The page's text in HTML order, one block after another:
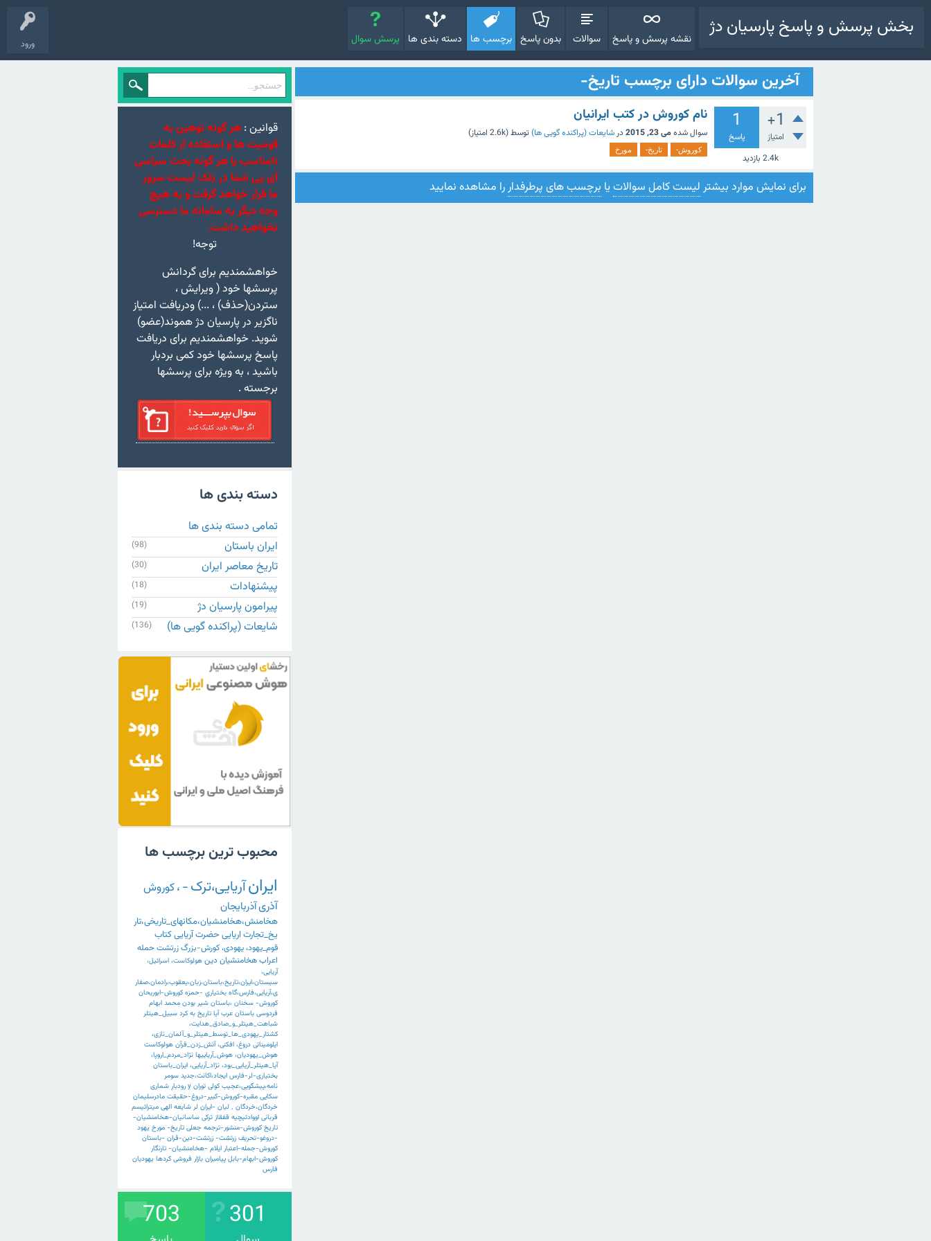
ورود
بخش پرسش و پاسخ پارسیان دژ نقشه پرسش و پاسخ سوالات بدون پاسخ برچسب ها دسته بندی ها پرسش سوال
آخرین سوالات دارای برچسب تاریخ-
+1
امتیاز
1
پاسخ
2.4k بازدید
نام کوروش در کتب ایرانیان
سوال شدهمی 23, 2015 در شایعات (پراکنده گویی ها) توسط(
2.6k امتیاز)
کوروش- تاریخ- مورخ
برای نمایش موارد بیشتر لیست کامل سوالاتیا برچسب های پرطرفداررا مشاهده نمایید
قوانین : هر گونه توهین به
قومیت ها و استفاده از کلمات
نامناسب یا هر گونه بحث سیاسی
آی پی شما در بلک لیست سرور
ما قرار خواهد گرفت و به هیچ
وجه دیگر به سامانه ما دسترسی
نخواهید داشت.
توجه!
خواهشمندیم برای گردانش
پرسشها خود ( ویرایش ،
ستردن(حذف) ، ...) ودریافت امتیاز
ناگزیر در پارسیان دژ هموند(عضو)
شوید. خواهشمندیم برای دریافت
پاسخ پرسشها خود کمی بردبار
باشید ، به ویژه برای پرسشها
برجسته .
دسته بندی ها
تمامی دسته بندی ها
ایران باستان
(98)
تاریخ معاصر ایران (30)
پیشنهادات (18)
پیرامون پارسیان دژ (19)
شایعات (پراکنده گویی ها) (136)
محبوب ترین برچسب ها
ایرانآریایی،ترک-،کوروش
آذریآذربایجان
هخامنش،هخامنشیان،مکانهای_تاریخی،تار
یخ_تجارت اریایی حضرتآریاییکتاب
قوم_یهود،یهودی،کورش-بزرگزرتشتحمله
اعرابهخامنشیان دین هولوکاست، اسرائیل،
آریایی،
سیستان،ایران،تاریخ،باستان،زبان،یعقوب،رادمان،صفار
ی،آریایی،فارس،گاه بختياري -حمزه کوروش-ابوریحان
کوروش- سخنان ،باستان شیر بودن محمد ابهام
فردوسی باستان عرب آیا تاریخ به کرد سبیل_هیتلر
شباهت_هیتلر_و_صادق_هدایت،
کشتار_یهودی_ها_توسط_هیتلر_و_آلمان_نازی،
ایلومیناتی دروغ، افکنی، آتش_زدن_قرآن هولوکاست
هوش_یهودیان، هوش_آریاییها نژاد_مردم_اروپا،
آیا_هیتلر_آریایی_بود، نژاد_آریایی، ایران_باستان
بختیاری-لر-فارس ایجاد،اکانت،جدید سومر
نامه،پیشگویی،عجیب کولی توران y رودبار شماری
سکایی مقبره-کوروش-کبیر-دروغ-حقیقت مادرسلیمان
خردگان،خردگان ٬ لیان -ایران لر شایعه الهی میترائیسم
قربانی اووادئیچیه قفقاز ترکی ساسانیان-هخامنشیان-
تاریخ کوروش-منشور-ترجمه جعلی تاریخ- مورخ یهود
-دروغو-تحریف زرتشت- زرتشت-دین-قران -باستان
کوروش-جمله-اعتبار ایلام -هخامنشیان- تارنگار
کوروش-ابهام-بابل پیامبران بازار فروشی کردها یهودیان
فارس
301
703